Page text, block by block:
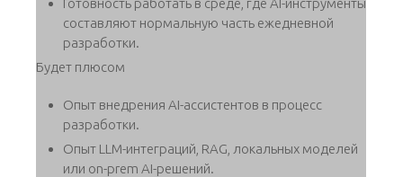
Готовность работать в среде, где AI-инструменты
составляют нормальную часть ежедневной
разработки.
Будет плюсом
Опыт внедрения AI-ассистентов в процесс
разработки.
Опыт LLM-интеграций, RAG, локальных моделей
или on-prem AI-решений.